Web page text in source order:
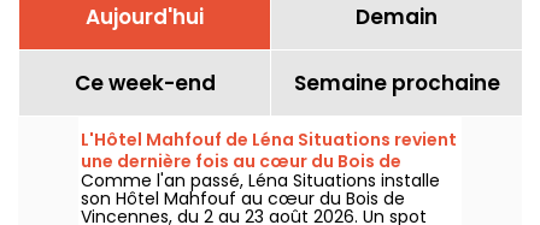
Aujourd'hui Demain
Ce week-end Semaine prochaine
L'Hôtel Mahfouf de Léna Situations revient
une dernière fois au cœur du Bois de
Vincennes
Comme l'an passé, Léna Situations installe
son Hôtel Mahfouf au cœur du Bois de
Vincennes, du 2 au 23 août 2026. Un spot